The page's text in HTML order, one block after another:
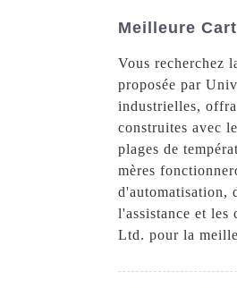
Meilleure
Vous recherchez
proposée par
industrielles,
construites avec
plages de
mères
d'automatisation,
l'assistance et les
Ltd. pour la